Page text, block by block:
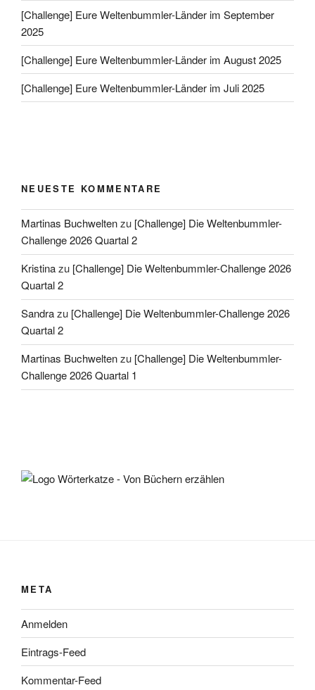
[Challenge] Eure Weltenbummler-Länder im September
2025
[Challenge] Eure Weltenbummler-Länder im August 2025
[Challenge] Eure Weltenbummler-Länder im Juli 2025
NEUESTE KOMMENTARE
Martinas Buchweltenzu [Challenge] Die Weltenbummler-
Challenge 2026 Quartal 2
Kristinazu [Challenge] Die Weltenbummler-Challenge 2026
Quartal 2
Sandrazu [Challenge] Die Weltenbummler-Challenge 2026
Quartal 2
Martinas Buchweltenzu [Challenge] Die Weltenbummler-
Challenge 2026 Quartal 1
META
Anmelden
Eintrags-Feed
Kommentar-Feed